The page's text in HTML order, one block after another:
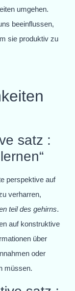
umgehen.
beeinflussen,
sie produktiv zu
satz :
perspektive auf
verharren,
teil des gehirns.
auf konstruktive
über
oder
müssen.